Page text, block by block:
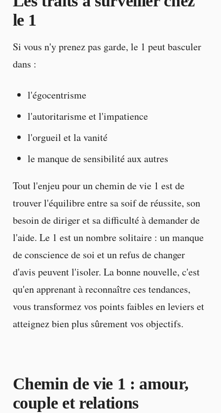
le 1
Si vous n'y prenez pas garde, le 1 peut basculer
dans :
l'égocentrisme
l'autoritarisme et l'impatience
l'orgueil et la vanité
le manque de sensibilité aux autres
Tout l'enjeu pour un chemin de vie 1 est de
trouver l'équilibre entre sa soif de réussite, son
besoin de diriger et sa difficulté à demander de
l'aide. Le 1 est un nombre solitaire : un manque
de conscience de soi et un refus de changer
d'avis peuvent l'isoler. La bonne nouvelle, c'est
qu'en apprenant à reconnaître ces tendances,
vous transformez vos points faibles en leviers et
atteignez bien plus sûrement vos objectifs.
Chemin de vie 1 : amour,
couple et relations